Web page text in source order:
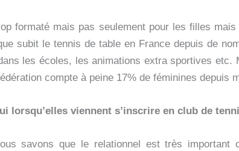
formaté mais pas seulement pour les filles
subit le tennis de table en France depuis de
les écoles, les animations extra sportives
compte à peine 17% de féminines depuis
lorsqu’elles viennent s’inscrire en club de
savons que le relationnel est très important